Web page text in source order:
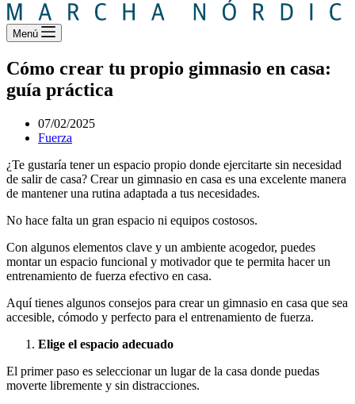
Menú
Cómo crear tu propio gimnasio en casa:
guía práctica
07/02/2025
Fuerza
¿Te gustaría tener un espacio propio donde ejercitarte sin necesidad
de salir de casa? Crear un gimnasio en casa es una excelente manera
de mantener una rutina adaptada a tus necesidades.
No hace falta un gran espacio ni equipos costosos.
Con algunos elementos clave y un ambiente acogedor, puedes
montar un espacio funcional y motivador que te permita hacer un
entrenamiento de fuerza efectivo en casa.
Aquí tienes algunos consejos para crear un gimnasio en casa que sea
accesible, cómodo y perfecto para el entrenamiento de fuerza.
Elige el espacio adecuado
El primer paso es seleccionar un lugar de la casa donde puedas
moverte libremente y sin distracciones.